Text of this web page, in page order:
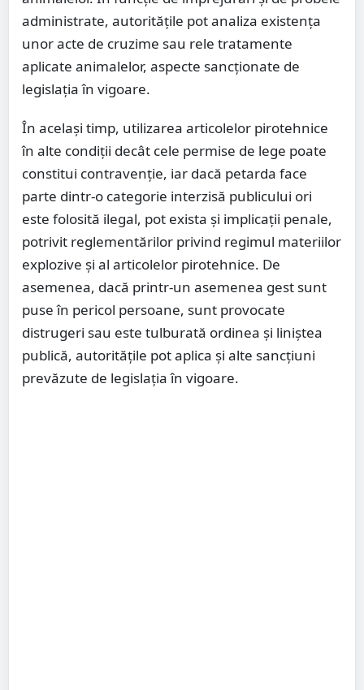
administrate, autoritățile pot analiza existența
unor acte de cruzime sau rele tratamente
aplicate animalelor, aspecte sancționate de
legislația în vigoare.
În același timp, utilizarea articolelor pirotehnice
în alte condiții decât cele permise de lege poate
constitui contravenție, iar dacă petarda face
parte dintr-o categorie interzisă publicului ori
este folosită ilegal, pot exista și implicații penale,
potrivit reglementărilor privind regimul materiilor
explozive și al articolelor pirotehnice. De
asemenea, dacă printr-un asemenea gest sunt
puse în pericol persoane, sunt provocate
distrugeri sau este tulburată ordinea și liniștea
publică, autoritățile pot aplica și alte sancțiuni
prevăzute de legislația în vigoare.